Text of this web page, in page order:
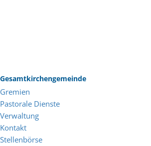
Gesamtkirchengemeinde
Gremien
Pastorale Dienste
Verwaltung
Kontakt
Stellenbörse